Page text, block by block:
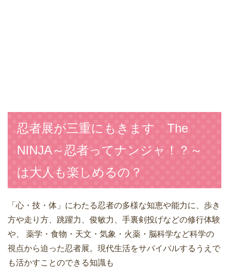
忍者展が三重にもきます The
NINJA～忍者ってナンジャ！？～
は大人も楽しめるの？
「心・技・体」にわたる忍者の多様な知恵や能力に、歩き
方や走り方、跳躍力、俊敏力、手裏剣投げなどの修行体験
や、 薬学・食物・天文・気象・火薬・脳科学など科学の
視点から迫った忍者展。現代生活をサバイバルするうえで
も活かすことのできる知識も